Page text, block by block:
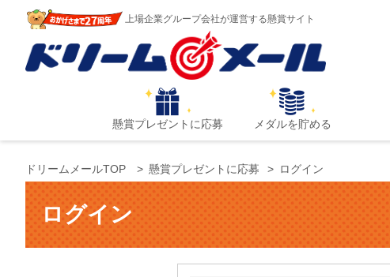
上場企業グループ会社が運営する懸賞サイト
懸賞プレゼントに応募 メダルを貯める
ドリームメールTOP 懸賞プレゼントに応募 ログイン
ログイン